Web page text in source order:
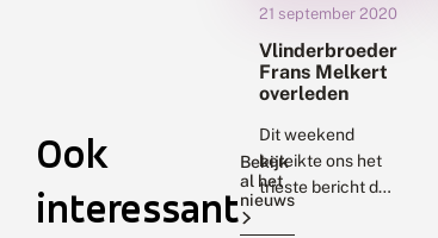
Ook
interessant
Bekijk
al het
nieuws
21 september 2020
Vlinderbroeder
Frans Melkert
overleden
Dit weekend
bereikte ons het
trieste bericht dat